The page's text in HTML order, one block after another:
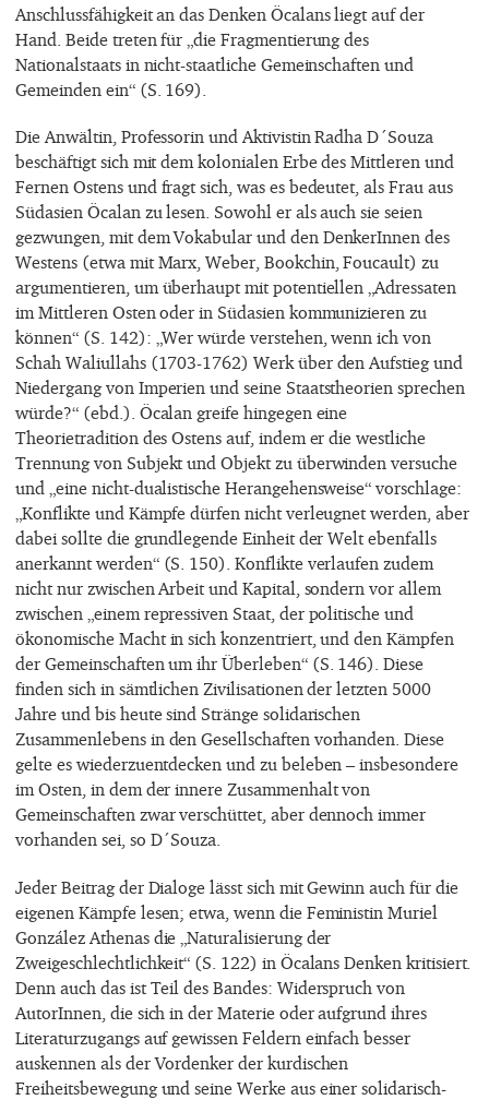
Anschlussfähigkeit an das Denken Öcalans liegt auf der
Hand. Beide treten für „die Fragmentierung des
Nationalstaats in nicht-staatliche Gemeinschaften und
Gemeinden ein“ (S. 169).
Die Anwältin, Professorin und Aktivistin Radha D´Souza
beschäftigt sich mit dem kolonialen Erbe des Mittleren und
Fernen Ostens und fragt sich, was es bedeutet, als Frau aus
Südasien Öcalan zu lesen. Sowohl er als auch sie seien
gezwungen, mit dem Vokabular und den DenkerInnen des
Westens (etwa mit Marx, Weber, Bookchin, Foucault) zu
argumentieren, um überhaupt mit potentiellen „Adressaten
im Mittleren Osten oder in Südasien kommunizieren zu
können“ (S. 142): „Wer würde verstehen, wenn ich von
Schah Waliullahs (1703-1762) Werk über den Aufstieg und
Niedergang von Imperien und seine Staatstheorien sprechen
würde?“ (ebd.). Öcalan greife hingegen eine
Theorietradition des Ostens auf, indem er die westliche
Trennung von Subjekt und Objekt zu überwinden versuche
und „eine nicht-dualistische Herangehensweise“ vorschlage:
„Konflikte und Kämpfe dürfen nicht verleugnet werden, aber
dabei sollte die grundlegende Einheit der Welt ebenfalls
anerkannt werden“ (S. 150). Konflikte verlaufen zudem
nicht nur zwischen Arbeit und Kapital, sondern vor allem
zwischen „einem repressiven Staat, der politische und
ökonomische Macht in sich konzentriert, und den Kämpfen
der Gemeinschaften um ihr Überleben“ (S. 146). Diese
finden sich in sämtlichen Zivilisationen der letzten 5000
Jahre und bis heute sind Stränge solidarischen
Zusammenlebens in den Gesellschaften vorhanden. Diese
gelte es wiederzuentdecken und zu beleben – insbesondere
im Osten, in dem der innere Zusammenhalt von
Gemeinschaften zwar verschüttet, aber dennoch immer
vorhanden sei, so D´Souza.
Jeder Beitrag der Dialoge lässt sich mit Gewinn auch für die
eigenen Kämpfe lesen; etwa, wenn die Feministin Muriel
González Athenas die „Naturalisierung der
Zweigeschlechtlichkeit“ (S. 122) in Öcalans Denken kritisiert.
Denn auch das ist Teil des Bandes: Widerspruch von
AutorInnen, die sich in der Materie oder aufgrund ihres
Literaturzugangs auf gewissen Feldern einfach besser
auskennen als der Vordenker der kurdischen
Freiheitsbewegung und seine Werke aus einer solidarisch-